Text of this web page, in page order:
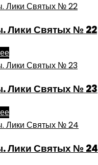
Лики Святых № 22
Лики Святых № 23
Лики Святых № 24